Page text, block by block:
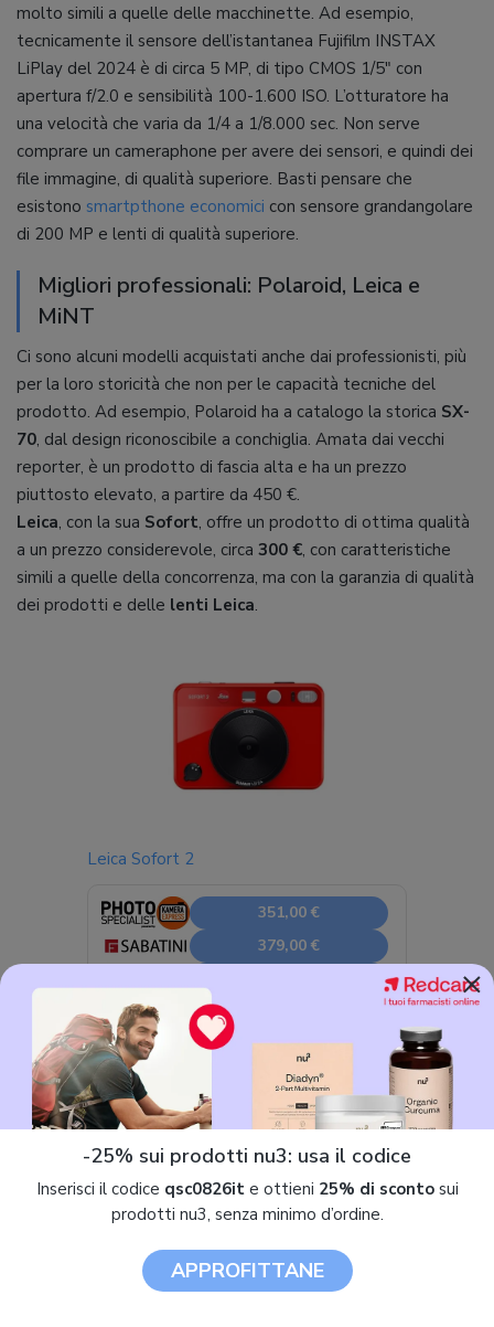
molto simili a quelle delle macchinette. Ad esempio,
tecnicamente il sensore dell’istantanea Fujifilm INSTAX
LiPlay del 2024 è di circa 5 MP, di tipo CMOS 1/5″ con
apertura f/2.0 e sensibilità 100-1.600 ISO. L’otturatore ha
una velocità che varia da 1/4 a 1/8.000 sec. Non serve
comprare un cameraphone per avere dei sensori, e quindi dei
file immagine, di qualità superiore. Basti pensare che
esistono smartpthone economici con sensore grandangolare
di 200 MP e lenti di qualità superiore.
Migliori professionali: Polaroid, Leica e
MiNT
Ci sono alcuni modelli acquistati anche dai professionisti, più
per la loro storicità che non per le capacità tecniche del
prodotto. Ad esempio, Polaroid ha a catalogo la storica SX-
70, dal design riconoscibile a conchiglia. Amata dai vecchi
reporter, è un prodotto di fascia alta e ha un prezzo
piuttosto elevato, a partire da 450 €.
Leica, con la sua Sofort, offre un prodotto di ottima qualità
a un prezzo considerevole, circa 300 €, con caratteristiche
simili a quelle della concorrenza, ma con la garanzia di qualità
dei prodotti e delle lenti Leica.
Leica Sofort 2
351,00 €
379,00 €
Il modello più avanzato in circolazione (quando disponibile) è
prodotto daMiNT
, che si è imposta in questa nicchia di
mercato ancora più specifica. L’ambita e costosaInstantkon
RF70è tra i modelli di punta dell’azienda di Hong Kong.
×
-25% sui prodotti nu3: usa il codice
Inserisci il codice qsc0826ite ottieni 25% di scontosui
prodotti nu3, senza minimo d’ordine.
APPROFITTANE